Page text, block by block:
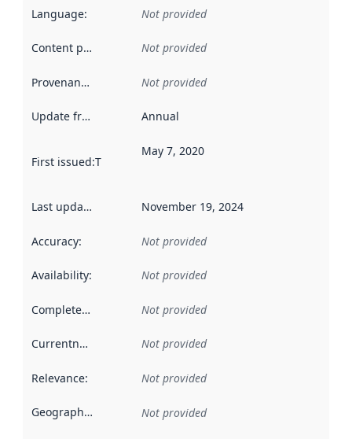
Language: Not provided
Content providers Not provided
Provenance Not provided
Update frequency Annual
First issued:This date indicates when the data in this
May 7, 2020
Last updated November 19, 2024
Accuracy: Not provided
Availability: Not provided
Completeness Not provided
Currentness Not provided
Relevance: Not provided
Geographical scope Not provided